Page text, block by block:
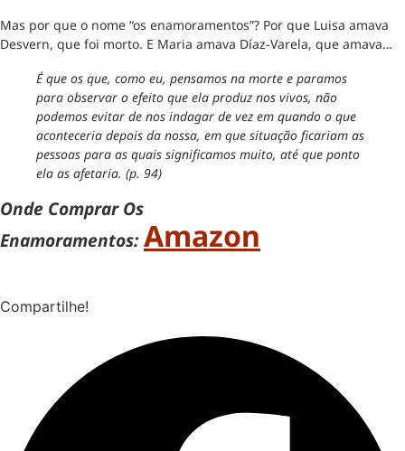
Mas por que o nome “os enamoramentos”? Por que Luisa amava
Desvern, que foi morto. E Maria amava Díaz-Varela, que amava…
É que os que, como eu, pensamos na morte e paramos
para observar o efeito que ela produz nos vivos, não
podemos evitar de nos indagar de vez em quando o que
aconteceria depois da nossa, em que situação ficariam as
pessoas para as quais significamos muito, até que ponto
ela as afetaria. (p. 94)
Onde Comprar Os
Enamoramentos:Amazon
Compartilhe!